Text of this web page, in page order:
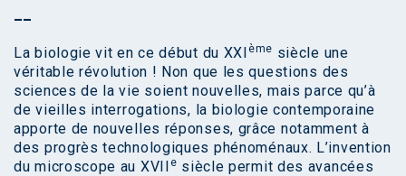
La biologie vit en ce début du XXIème siècle une
véritable révolution ! Non que les questions des
sciences de la vie soient nouvelles, mais parce qu’à
de vieilles interrogations, la biologie contemporaine
apporte de nouvelles réponses, grâce notamment à
des progrès technologiques phénoménaux. L’invention
du microscope au XVIIe siècle permit des avancées